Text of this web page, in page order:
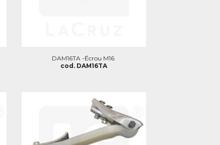
DAM16TA -Écrou M16.
cod. DAM16TA